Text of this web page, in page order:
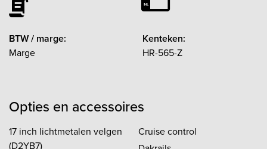
BTW / marge:
Marge
Kenteken:
HR-565-Z
Opties en accessoires
17 inch lichtmetalen velgen
(D2YB7)
Cruise control